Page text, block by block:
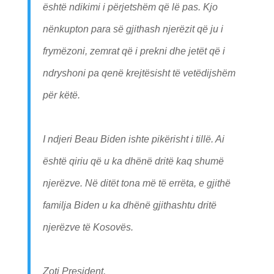
është ndikimi i përjetshëm që lë pas. Kjo
nënkupton para së gjithash njerëzit që ju i
frymëzoni, zemrat që i prekni dhe jetët që i
ndryshoni pa qenë krejtësisht të vetëdijshëm
për këtë.
I ndjeri Beau Biden ishte pikërisht i tillë. Ai
është qiriu që u ka dhënë dritë kaq shumë
njerëzve. Në ditët tona më të errëta, e gjithë
familja Biden u ka dhënë gjithashtu dritë
njerëzve të Kosovës.
Zoti President,